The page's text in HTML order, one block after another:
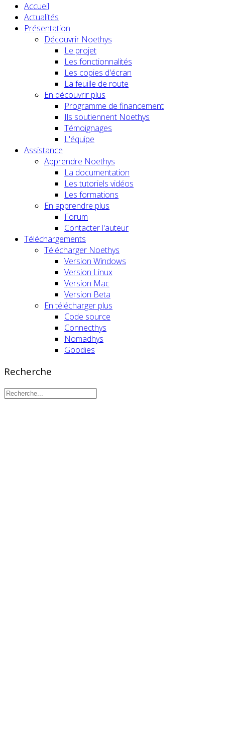
Accueil
Actualités
Présentation
Découvrir Noethys
Le projet
Les fonctionnalités
Les copies d'écran
La feuille de route
En découvrir plus
Programme de financement
Ils soutiennent Noethys
Témoignages
L'équipe
Assistance
Apprendre Noethys
La documentation
Les tutoriels vidéos
Les formations
En apprendre plus
Forum
Contacter l'auteur
Téléchargements
Télécharger Noethys
Version Windows
Version Linux
Version Mac
Version Beta
En télécharger plus
Code source
Connecthys
Nomadhys
Goodies
Recherche